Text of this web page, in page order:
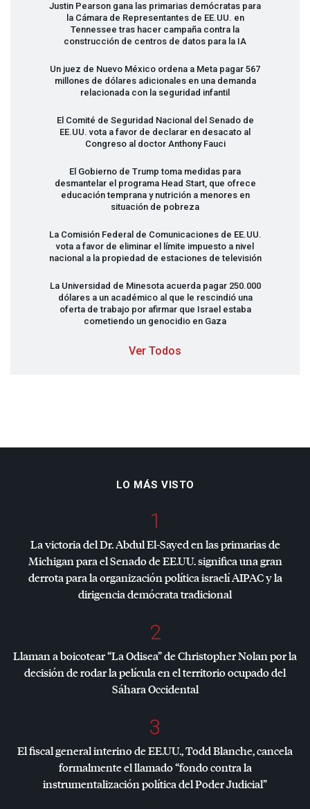
Justin Pearson gana las primarias demócratas para
la Cámara de Representantes de EE.UU. en
Tennessee tras hacer campaña contra la
construcción de centros de datos para la IA
Un juez de Nuevo México ordena a Meta pagar 567
millones de dólares adicionales en una demanda
relacionada con la seguridad infantil
El Comité de Seguridad Nacional del Senado de
EE.UU. vota a favor de declarar en desacato al
Congreso al doctor Anthony Fauci
El Gobierno de Trump toma medidas para
desmantelar el programa Head Start, que ofrece
educación temprana y nutrición a menores en
situación de pobreza
La Comisión Federal de Comunicaciones de EE.UU.
vota a favor de eliminar el límite impuesto a nivel
nacional a la propiedad de estaciones de televisión
La Universidad de Minesota acuerda pagar 250.000
dólares a un académico al que le rescindió una
oferta de trabajo por afirmar que Israel estaba
cometiendo un genocidio en Gaza
Ver Todos
LO MÁS VISTO
1
La victoria del Dr. Abdul El-Sayed en las primarias de
Michigan para el Senado de EE.UU. significa una gran
derrota para la organización política israelíAIPACy la
dirigencia demócrata tradicional
2
Llaman a boicotear “La Odisea” de Christopher Nolan por la
decisión de rodar la película en el territorio ocupado del
Sáhara Occidental
3
El fiscal general interino de EE.UU., Todd Blanche, cancela
formalmente el llamado “fondo contra la
instrumentalización política del Poder Judicial”